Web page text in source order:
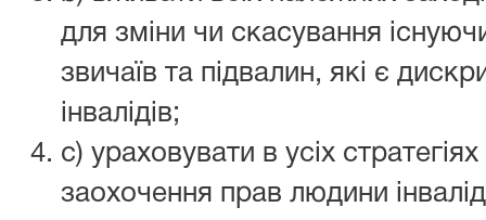
для зміни чи скасування
звичаїв та підвалин, які є
інвалідів;
c) ураховувати в усіх
заохочення прав людини